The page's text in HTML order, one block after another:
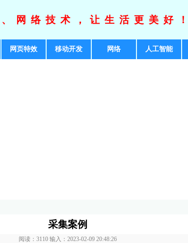
网络技术，让生活更美好！
网页特效 移动开发 网络 人工智能
采集案例
阅读：3110 输入：2023-02-09 20:48:26